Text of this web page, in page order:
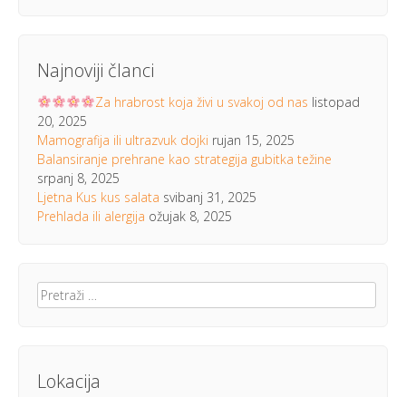
Najnoviji članci
Za hrabrost koja živi u svakoj od nas listopad
20, 2025
Mamografija ili ultrazvuk dojki rujan 15, 2025
Balansiranje prehrane kao strategija gubitka težine
srpanj 8, 2025
Ljetna Kus kus salata svibanj 31, 2025
Prehlada ili alergija ožujak 8, 2025
Pretraži:
Lokacija